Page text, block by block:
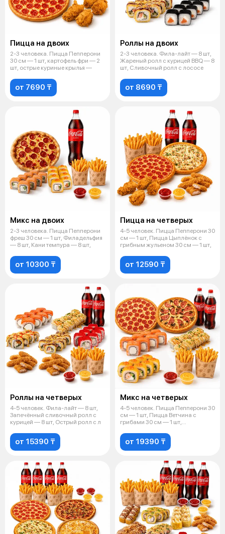
Пицца на двоих
2-3 человека. Пицца Пепперони
30 см — 1 шт, картофель фри — 2
шт, острые куриные крылья —
от 7690 ₸
Роллы на двоих
2-3 человека. Фила-лайт — 8 шт,
Жареный ролл с курицей BBQ — 8
шт, Сливочный ролл с лососе
от 8690 ₸
Микс на двоих
2-3 человека. Пицца Пепперони
фреш 30 см — 1 шт, Филадельфия
— 8 шт, Кани темпура — 8 шт,
от 10300 ₸
Пицца на четверых
4-5 человек. Пицца Пепперони 30
см — 1 шт, Пицца Цыплёнок с
грибным жульеном 30 см — 1 шт,
от 12590 ₸
Роллы на четверых
4-5 человек. Фила-лайт — 8 шт,
Запечённый сливочный ролл с
курицей — 8 шт, Острый ролл с л
от 15390 ₸
Микс на четверых
4-5 человек. Пицца Пепперони 30
см — 1 шт, Пицца Ветчина с
грибами 30 см — 1 шт,
от 19390 ₸